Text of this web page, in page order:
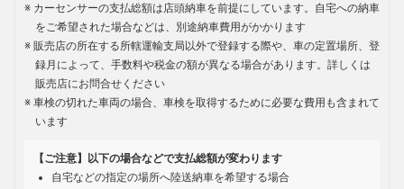
カーセンサーの支払総額は店頭納車を前提にしています。自宅への納車
をご希望された場合などは、別途納車費用がかかります
販売店の所在する所轄運輸支局以外で登録する際や、車の定置場所、登
録月によって、手数料や税金の額が異なる場合があります。詳しくは
販売店にお問合せください
車検の切れた車両の場合、車検を取得するために必要な費用も含まれて
います
【ご注意】以下の場合などで支払総額が変わります
自宅などの指定の場所へ陸送納車を希望する場合